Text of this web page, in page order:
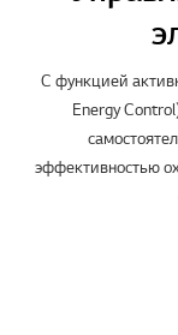
С функцией
Energy
эффективностью